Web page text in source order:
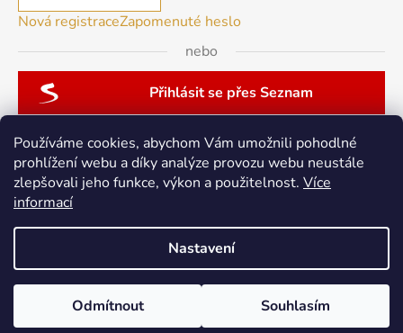
Používáme cookies, abychom Vám umožnili pohodlné
prohlížení webu a díky analýze provozu webu neustále
zlepšovali jeho funkce, výkon a použitelnost. Více
informací
Nastavení
Odmítnout Souhlasím
Nová registraceZapomenuté heslo
nebo
Přihlásit se přes Seznam
patchwork-aja.cz
Vytvořil Shoptet
Copyright 2026berninacentrum-av.cz. Všechna práva